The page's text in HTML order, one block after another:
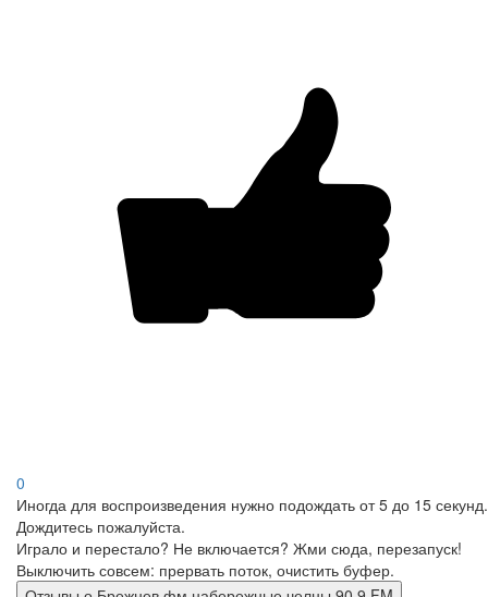
0
Иногда для воспроизведения нужно подождать от 5 до 15 секунд.
Дождитесь пожалуйста.
Играло и перестало? Не включается? Жми сюда, перезапуск!
Выключить совсем: прервать поток, очистить буфер.